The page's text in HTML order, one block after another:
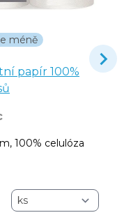
méně
papír 100%
18,2 m, 100% celulóza